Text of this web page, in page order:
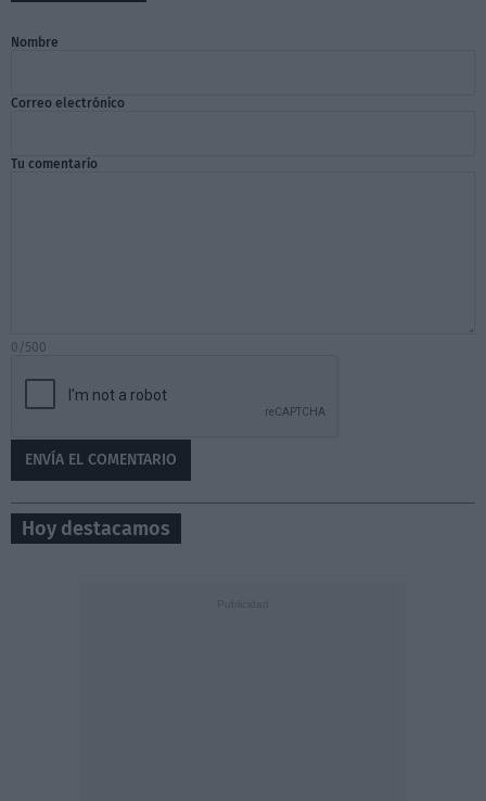
Nombre
Correo electrónico
Tu comentario
0/500
Hoy destacamos